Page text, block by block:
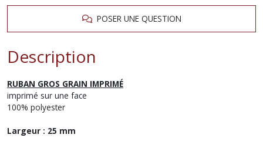
POSER UNE QUESTION
Description
RUBAN GROS GRAIN IMPRIMÉ
imprimé sur une face
100% polyester
Largeur : 25 mm